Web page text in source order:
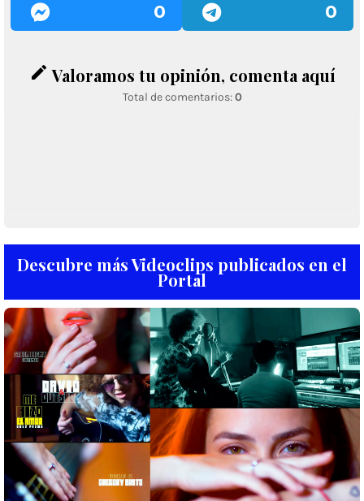
0
0
edit Valoramos tu opinión, comenta aquí
Total de comentarios:0
Descubre más Videoclips publicados en el
Portal